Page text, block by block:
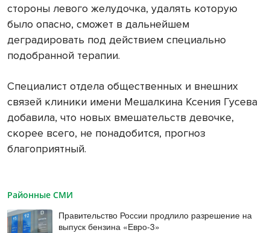
стороны левого желудочка, удалять которую
было опасно, сможет в дальнейшем
деградировать под действием специально
подобранной терапии.
Специалист отдела общественных и внешних
связей клиники имени Мешалкина Ксения Гусева
добавила, что новых вмешательств девочке,
скорее всего, не понадобится, прогноз
благоприятный.
Районные СМИ
Правительство России продлило разрешение на
выпуск бензина «Евро-3»